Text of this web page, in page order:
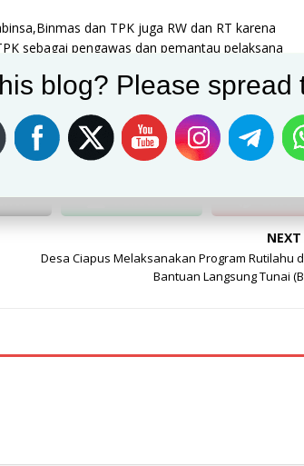
dan TPK juga RW dan RT karena
sebagai pengawas dan pemantau pelaksana
penyelenggara anggaran, ini adalah program
aturan maupun juknis yang sudah ditetapkan
menerima kata Kepala Desa mengakhiri(LIM).
X Follow us Save
NEXT
Desa Ciapus Melaksanakan Program Rutilahu
Bantuan Langsung Tunai
blog? Please spread